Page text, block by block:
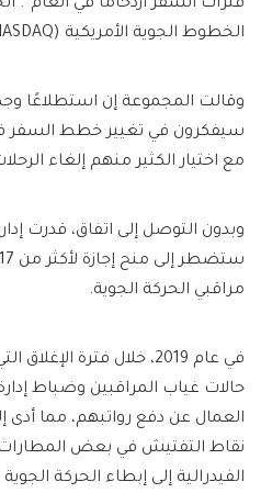
فترات السفر ازدحاما في العام”.
الخطوط الجوية الأمريكية (NASDAQ:) وهيرتز
سيفكرون في تغيير خطط السفر
مع اختيار الكثير منهم إلغاء
وبدون التوصل إلى اتفاق، قدرت
مراقبي الحركة الجوية.
حالات غياب المراقبين وضباط
العمال عن دفع رواتبهم، مما أدى
نقاط التفتيش في بعض
الفيدرالية إلى إبطاء الحركة